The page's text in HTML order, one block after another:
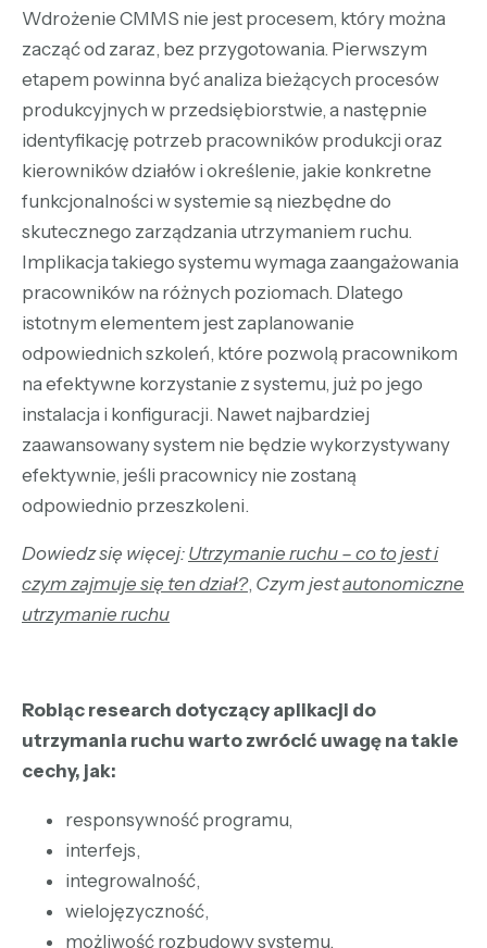
Wdrożenie CMMS nie jest procesem, który można
zacząć od zaraz, bez przygotowania. Pierwszym
etapem powinna być analiza bieżących procesów
produkcyjnych w przedsiębiorstwie, a następnie
identyfikację potrzeb pracowników produkcji oraz
kierowników działów i określenie, jakie konkretne
funkcjonalności w systemie są niezbędne do
skutecznego zarządzania utrzymaniem ruchu.
Implikacja takiego systemu wymaga zaangażowania
pracowników na różnych poziomach. Dlatego
istotnym elementem jest zaplanowanie
odpowiednich szkoleń, które pozwolą pracownikom
na efektywne korzystanie z systemu, już po jego
instalacja i konfiguracji. Nawet najbardziej
zaawansowany system nie będzie wykorzystywany
efektywnie, jeśli pracownicy nie zostaną
odpowiednio przeszkoleni.
Dowiedz się więcej: Utrzymanie ruchu – co to jest i
czym zajmuje się ten dział?, Czym jestautonomiczne
utrzymanie ruchu
Robiąc research dotyczący aplikacji do
utrzymania ruchu warto zwrócić uwagę na takie
cechy, jak:
responsywność programu,
interfejs,
integrowalność,
wielojęzyczność,
możliwość rozbudowy systemu,